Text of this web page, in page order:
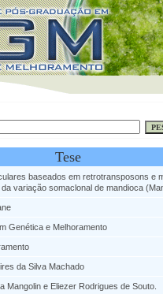
Tese
baseados em retrotransposons e
variação somaclonal de mandioca
Genética e Melhoramento
da Silva Machado
Mangolin e Eliezer Rodrigues de Souto.